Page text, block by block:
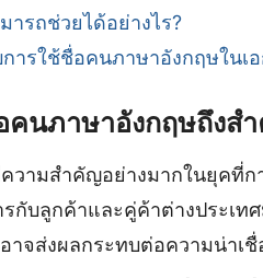
รถช่วยได้อย่างไร?
ารใช้ชื่อคนภาษาอังกฤษในเ
คนภาษาอังกฤษถึงส
วามสำคัญอย่างมากในยุคที่ก
กับลูกค้าและคู่ค้าต่างประเท
าจส่งผลกระทบต่อความน่าเชื่